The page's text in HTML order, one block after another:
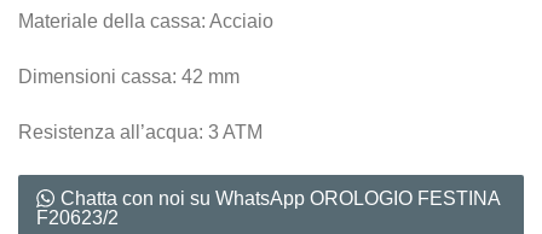
Materiale della cassa: Acciaio
Dimensioni cassa: 42 mm
Resistenza all’acqua: 3 ATM
Chatta con noi su WhatsApp OROLOGIO FESTINA
F20623/2